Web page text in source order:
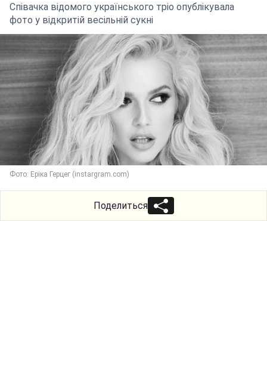
Співачка відомого українського тріо опублікувала
фото у відкритій весільній сукні
Фото: Еріка Герцег (instargram.com)
Поделиться